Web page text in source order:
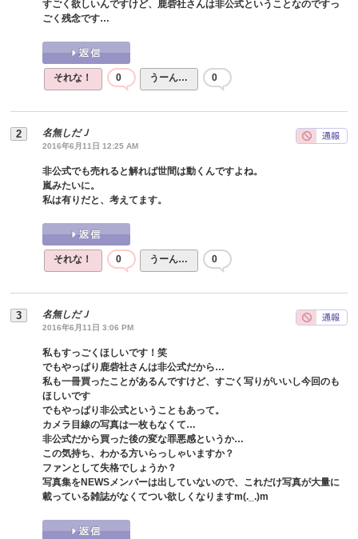
すごく欲しいんですけど、鹿砦社さんは非公式ということなのですっ
ごく残念です…
それな！ 0 うーん… 0
名無しだＪ
2016年6月11日 12:25 AM
非公式でも売れると解れば世間は動くんですよね。
嵐みたいに。
私は有りだと、考えてます。
それな！ 0 うーん… 0
名無しだＪ
2016年6月11日 3:06 PM
私もすっごくほしいです！笑
でもやっぱり鹿砦社さんは非公式だから…
私も一冊買ったことがあるんですけど、すごく写りがいいし今回のも
ほしいです
でもやっぱり非公式ということもあって。
カメラ目線の写真は一枚もなくて…
非公式だから買った後の変な罪悪感というか…
この気持ち、わかる方いらっしゃいますか？
ファンとして失格でしょうか？
写真集をNEWSメンバーは出していないので、これだけ写真が大量に
載っている雑誌がなくてつい欲しくなりますm(._.)m